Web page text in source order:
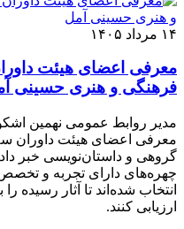
۱۴ مرداد ۱۴۰۵
معرفی اعضای هیئت
فرهنگی و هنری حسینی
مدیر روابط عمومی نهمین
معرفی اعضای هیئت داوران
گروهی و داستان‌نویسی خبر
چهره‌های دارای تجربه و
انتخاب شده‌اند تا آثار
ارزیابی کنند.